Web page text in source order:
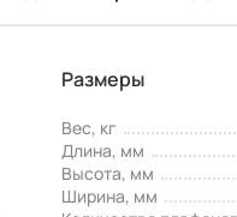
Размеры
Вес, кг
Длина, мм
Высота, мм
Ширина, мм